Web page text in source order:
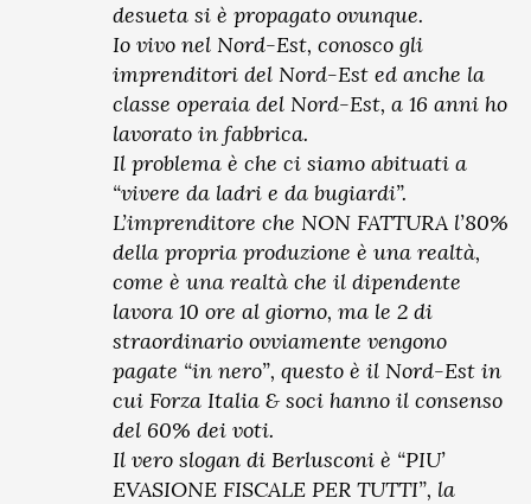
desueta si è propagato ovunque.
Io vivo nel Nord-Est, conosco gli
imprenditori del Nord-Est ed anche la
classe operaia del Nord-Est, a 16 anni ho
lavorato in fabbrica.
Il problema è che ci siamo abituati a
“vivere da ladri e da bugiardi”.
L’imprenditore che NON FATTURA l’80%
della propria produzione è una realtà,
come è una realtà che il dipendente
lavora 10 ore al giorno, ma le 2 di
straordinario ovviamente vengono
pagate “in nero”, questo è il Nord-Est in
cui Forza Italia & soci hanno il consenso
del 60% dei voti.
Il vero slogan di Berlusconi è “PIU’
EVASIONE FISCALE PER TUTTI”, la